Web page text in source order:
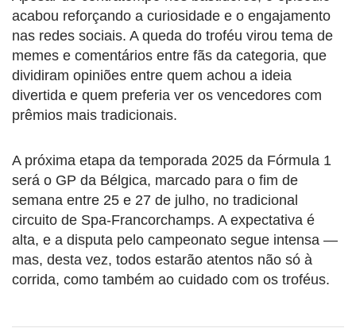
acabou reforçando a curiosidade e o engajamento
nas redes sociais. A queda do troféu virou tema de
memes e comentários entre fãs da categoria, que
dividiram opiniões entre quem achou a ideia
divertida e quem preferia ver os vencedores com
prêmios mais tradicionais.
A próxima etapa da temporada 2025 da Fórmula 1
será o GP da Bélgica, marcado para o fim de
semana entre 25 e 27 de julho, no tradicional
circuito de Spa-Francorchamps. A expectativa é
alta, e a disputa pelo campeonato segue intensa —
mas, desta vez, todos estarão atentos não só à
corrida, como também ao cuidado com os troféus.